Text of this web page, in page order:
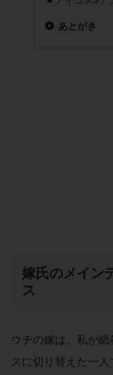
あとがき
嫁氏のメイン
ス
ウチの嫁は、私が
スに切り替えた一人